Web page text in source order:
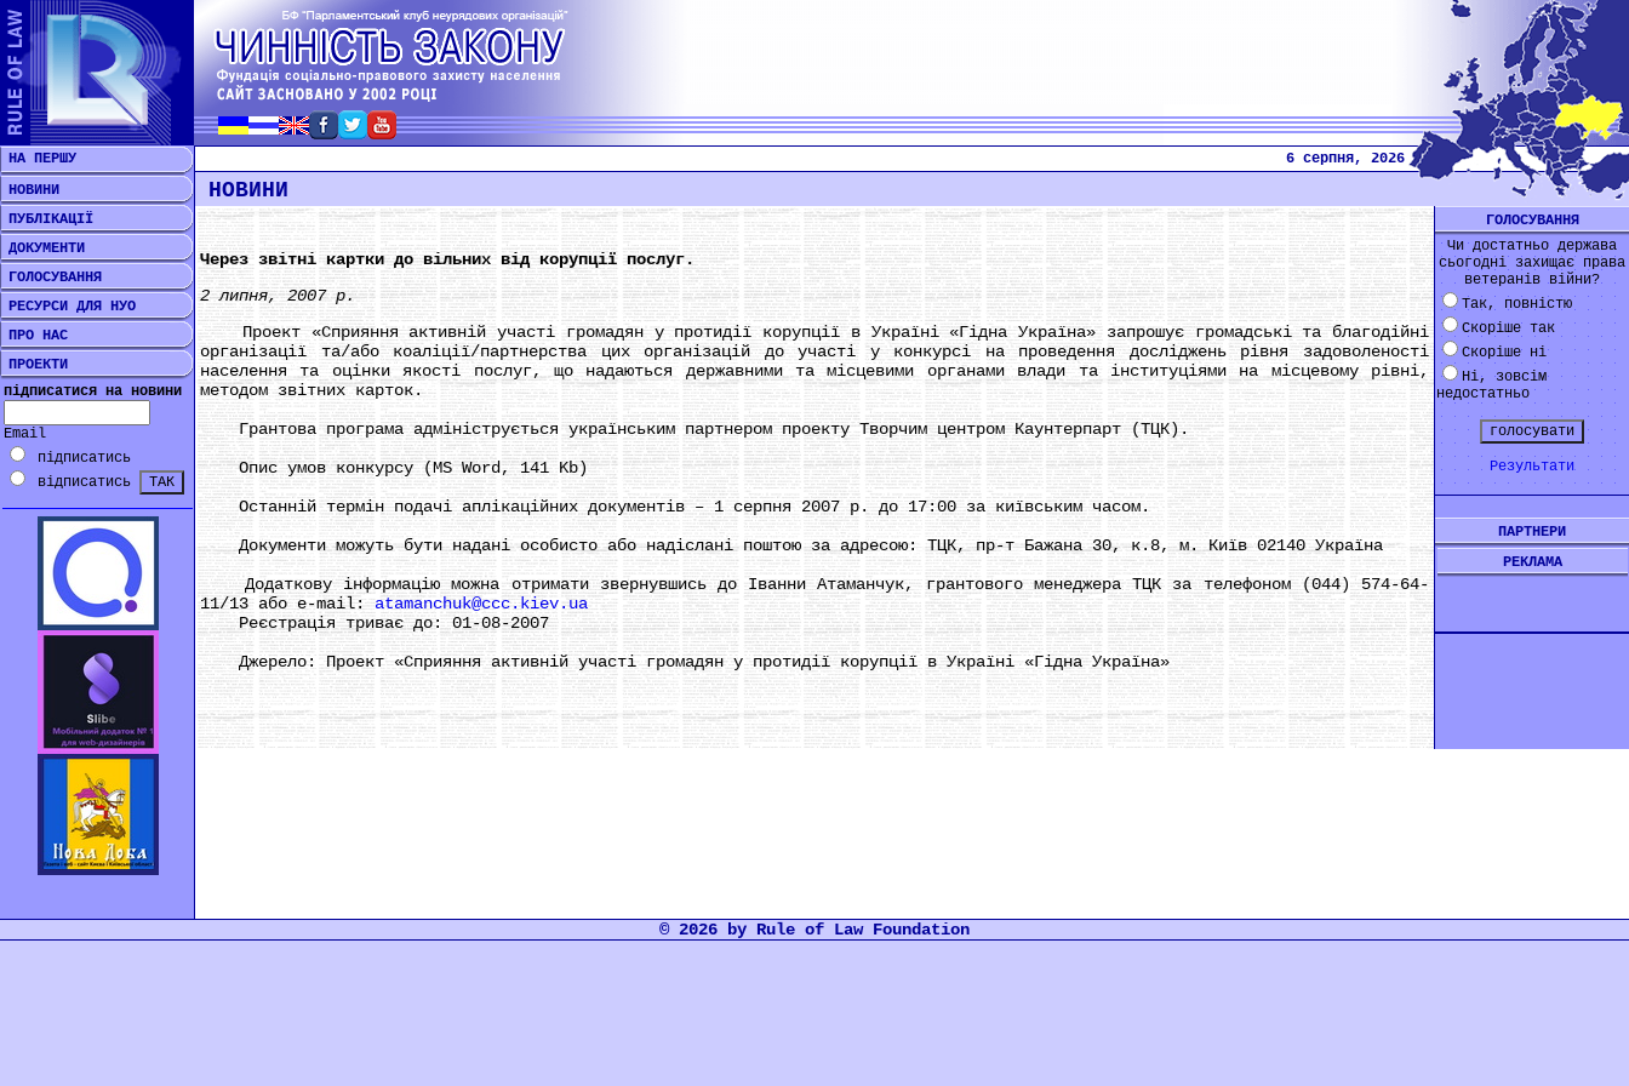
НА ПЕРШУ
6 серпня, 2026
НОВИНИ
ПУБЛІКАЦІЇ
ДОКУМЕНТИ
ГОЛОСУВАННЯ
РЕСУРСИ ДЛЯ НУО
ПРО НАС
ПРОЕКТИ
підписатися на новини
Email
підписатись
відписатись
НОВИНИ
Через звітні картки до вільних від корупції послуг.
2 липня, 2007 р.
Проект «Сприяння активній участі громадян у протидії корупції в Україні «Гідна Україна» запрошує громадські та благодійні
організації та/або коаліції/партнерства цих організацій до участі у конкурсі на проведення досліджень рівня задоволеності
населення та оцінки якості послуг, що надаються державними та місцевими органами влади та інституціями на місцевому рівні,
методом звітних карток.
Грантова програма адмініструється українським партнером проекту Творчим центром Каунтерпарт (ТЦК).
Опис умов конкурсу (MS Word, 141 Kb)
Останній термін подачі аплікаційних документів – 1 серпня 2007 р. до 17:00 за київським часом.
Документи можуть бути надані особисто або надіслані поштою за адресою: ТЦК, пр-т Бажана 30, к.8, м. Київ 02140 Україна
Додаткову інформацію можна отримати звернувшись до Іванни Атаманчук, грантового менеджера ТЦК за телефоном (044) 574-64-
11/13 або e-mail:atamanchuk@ccc.kiev.ua
Реєстрація триває до: 01-08-2007
Джерело: Проект «Сприяння активній участі громадян у протидії корупції в Україні «Гідна Україна»
ГОЛОСУВАННЯ
Чи достатньо держава
сьогодні захищає права
ветеранів війни?
Так, повністю
Скоріше так
Скоріше ні
Ні, зовсім
недостатньо
Результати
ПАРТНЕРИ
РЕКЛАМА
© 2026 by Rule of Law Foundation